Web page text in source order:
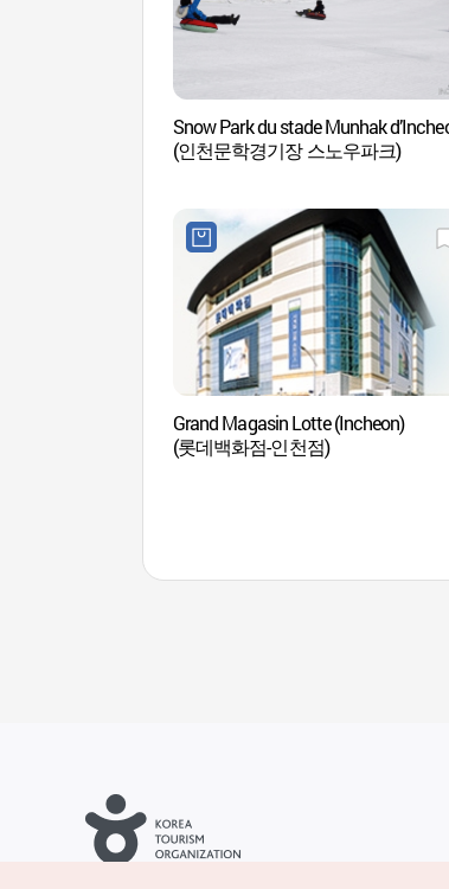
Snow Park du stade Munhak
(인천문학경기장 스노우파크)
Grand Magasin Lotte (Incheon)
(롯데백화점-인천점)